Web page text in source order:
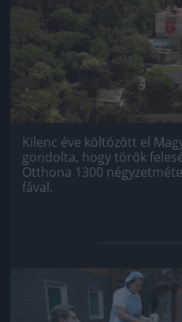
Kilenc éve költözött el
gondolta, hogy török
Otthona 1300
fával.
Jön